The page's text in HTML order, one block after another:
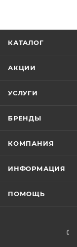
КАТАЛОГ
АКЦИИ
УСЛУГИ
БРЕНДЫ
КОМПАНИЯ
ИНФОРМАЦИЯ
ПОМОЩЬ